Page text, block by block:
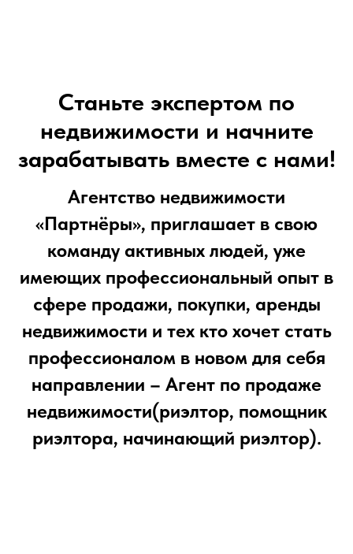
Станьте экспертом по
недвижимости и начните
зарабатывать вместе с нами!
Агентство недвижимости
«Партнёры», приглашает в свою
команду активных людей, уже
имеющих профессиональный опыт в
сфере продажи, покупки, аренды
недвижимости и тех кто хочет стать
профессионалом в новом для себя
направлении – Агент по продаже
недвижимости(риэлтор, помощник
риэлтора, начинающий риэлтор).